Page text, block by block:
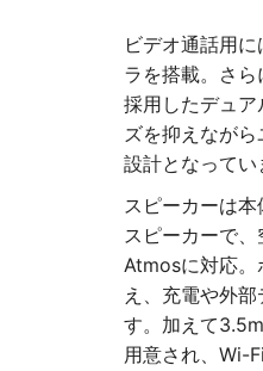
ビデオ通話用
ラを搭載。さ
採用したデュア
ズを抑えなが
設計となってい
スピーカーは
スピーカーで
Atmosに対応。
え、充電や外
す。加えて
用意され、Wi-